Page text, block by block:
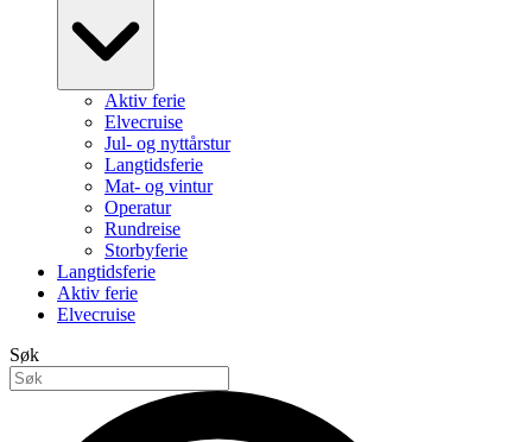
Aktiv ferie
Elvecruise
Jul- og nyttårstur
Langtidsferie
Mat- og vintur
Operatur
Rundreise
Storbyferie
Langtidsferie
Aktiv ferie
Elvecruise
Søk